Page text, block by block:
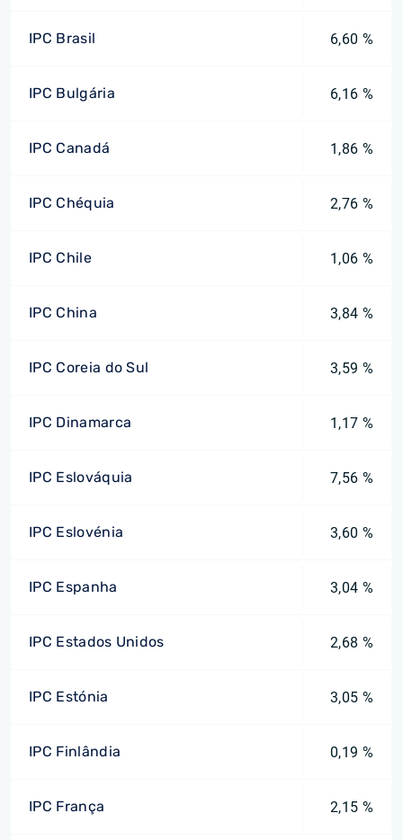
IPC Brasil 6,60 %
IPC Bulgária 6,16 %
IPC Canadá 1,86 %
IPC Chéquia 2,76 %
IPC Chile 1,06 %
IPC China 3,84 %
IPC Coreia do Sul 3,59 %
IPC Dinamarca 1,17 %
IPC Eslováquia 7,56 %
IPC Eslovénia 3,60 %
IPC Espanha 3,04 %
IPC Estados Unidos 2,68 %
IPC Estónia 3,05 %
IPC Finlândia 0,19 %
IPC França 2,15 %